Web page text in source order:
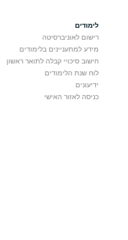
לימודים
רישום לאוניברסיטה
מידע למתעניינים בלימודים
חישוב סיכויי קבלה לתואר ראשון
לוח שנת הלימודים
ידיעונים
כניסה לאזור האישי